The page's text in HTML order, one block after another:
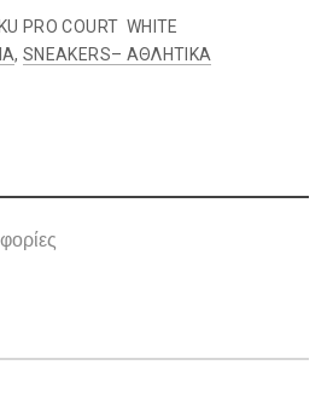
PRO COURT WHITE
,SNEAKERS– ΑΘΛΗΤΙΚΑ